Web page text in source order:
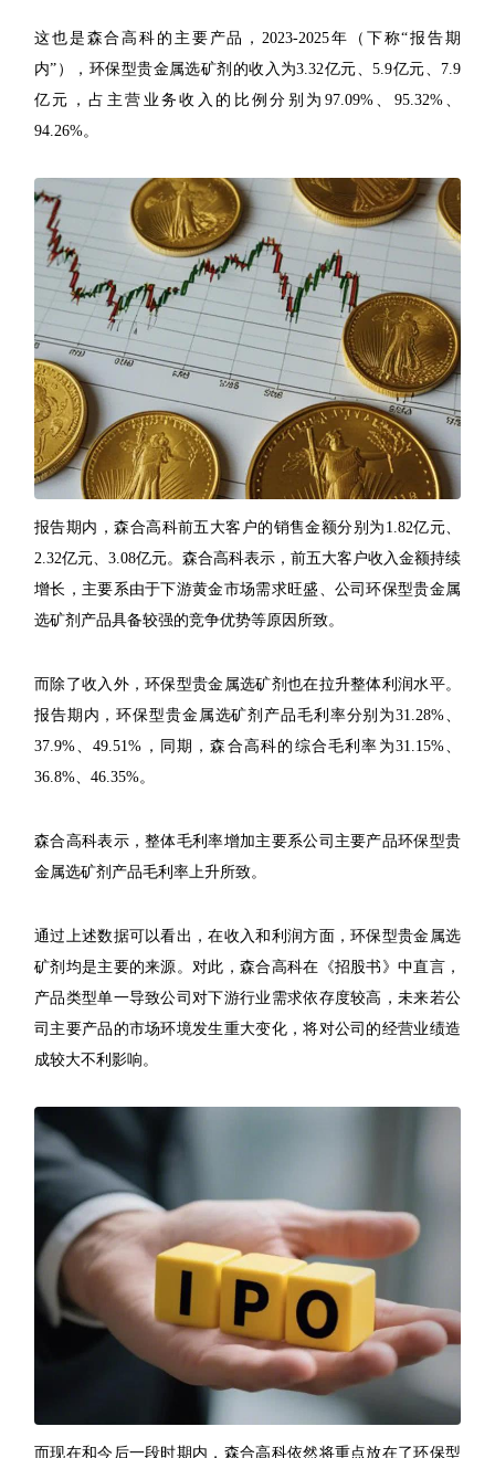
这也是森合高科的主要产品，2023-2025年（下称“报告期
内”），环保型贵金属选矿剂的收入为3.32亿元、5.9亿元、7.9
亿元，占主营业务收入的比例分别为97.09%、95.32%、
94.26%。
报告期内，森合高科前五大客户的销售金额分别为1.82亿元、
2.32亿元、3.08亿元。森合高科表示，前五大客户收入金额持续
增长，主要系由于下游黄金市场需求旺盛、公司环保型贵金属
选矿剂产品具备较强的竞争优势等原因所致。
而除了收入外，环保型贵金属选矿剂也在拉升整体利润水平。
报告期内，环保型贵金属选矿剂产品毛利率分别为31.28%、
37.9%、49.51%，同期，森合高科的综合毛利率为31.15%、
36.8%、46.35%。
森合高科表示，整体毛利率增加主要系公司主要产品环保型贵
金属选矿剂产品毛利率上升所致。
通过上述数据可以看出，在收入和利润方面，环保型贵金属选
矿剂均是主要的来源。对此，森合高科在《招股书》中直言，
产品类型单一导致公司对下游行业需求依存度较高，未来若公
司主要产品的市场环境发生重大变化，将对公司的经营业绩造
成较大不利影响。
而现在和今后一段时期内，森合高科依然将重点放在了环保型